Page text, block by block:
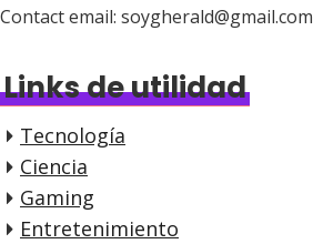
Contact email: soygherald@gmail.com
Links de utilidad
Tecnología
Ciencia
Gaming
Entretenimiento